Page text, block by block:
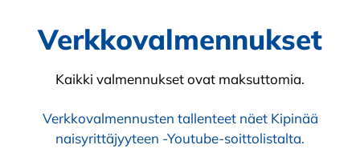
Verkkovalmennukset
Kaikki valmennukset ovat maksuttomia.
Verkkovalmennusten tallenteet näet Kipinää
naisyrittäjyyteen -Youtube-soittolistalta.